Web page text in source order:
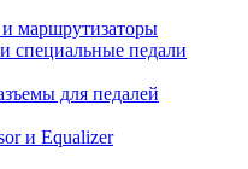
маршрутизаторы
педали
для педалей
и Equalizer